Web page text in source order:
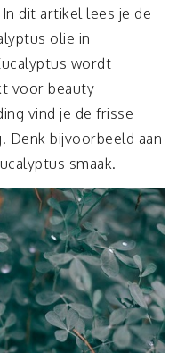
dit artikel lees je de
olie in
wordt
voor beauty
vind je de frisse
Denk bijvoorbeeld aan
smaak.